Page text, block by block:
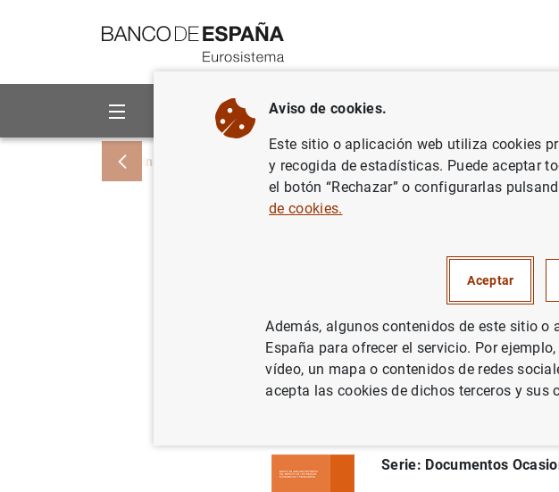
Sobre el Banco Áreas de actuación
Inicio Publicaciones Análisis económico e investigación
19. Comparecencia
Económicos y
Congreso de los
Serie: Documentos
Aviso de cookies.
Este sitio o aplicación web utiliza cookies
y recogida de estadísticas. Puede aceptar
el botón “Rechazar” o configurarlas
de cookies.
Aceptar
Además, algunos contenidos de este sitio o
España para ofrecer el servicio. Por
vídeo, un mapa o contenidos de redes
acepta las cookies de dichos terceros y